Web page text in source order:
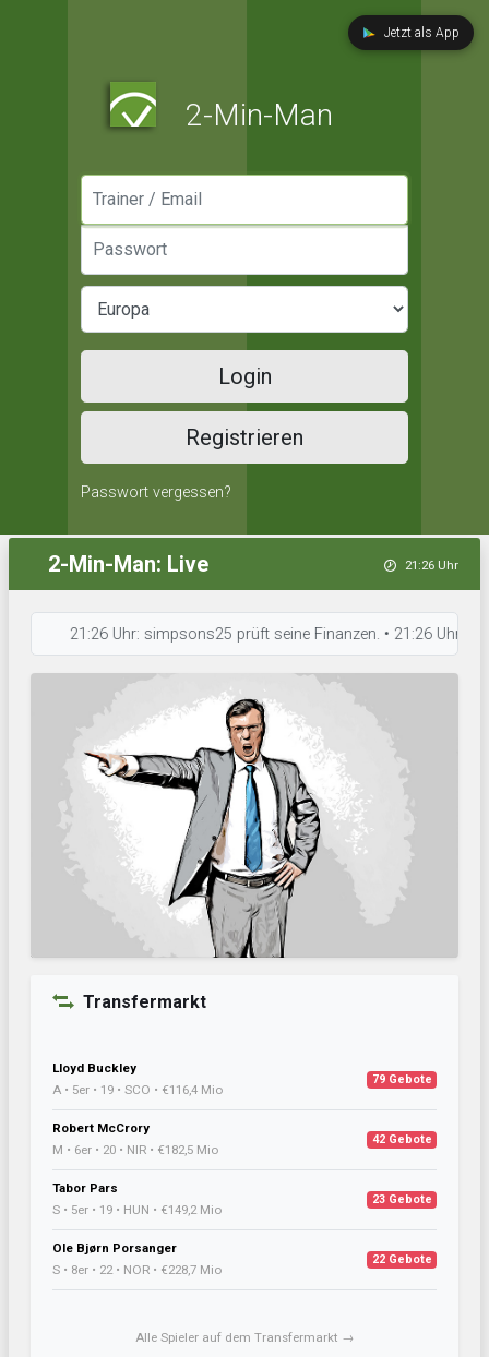
Jetzt als App
2-Min-Man
Login
Registrieren
Passwort vergessen?
2-Min-Man: Live 21:26 Uhr
21:26 Uhr: simpsons25 prüft seine Finanzen. • 21:26 Uhr: S G
Transfermarkt
Lloyd Buckley
A • 5er • 19 • SCO • €116,4 Mio
79 Gebote
Robert McCrory
M • 6er • 20 • NIR • €182,5 Mio
42 Gebote
Tabor Pars
S • 5er • 19 • HUN • €149,2 Mio
23 Gebote
Ole Bjørn Porsanger
S • 8er • 22 • NOR • €228,7 Mio
22 Gebote
Alle Spieler auf dem Transfermarkt →